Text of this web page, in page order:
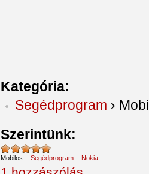
Kategória:
Segédprogram ›
Szerintünk:
Mobilos Segédprogram Nokia